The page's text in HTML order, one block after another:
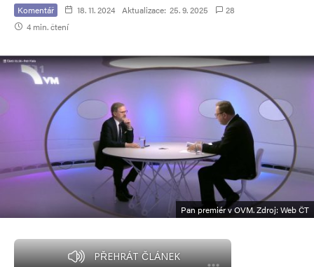
Komentář 18. 11. 2024 Aktualizace: 25. 9. 2025
28
4 min. čtení
Pan premiér v OVM. Zdroj: Web ČT
PŘEHRÁT ČLÁNEK